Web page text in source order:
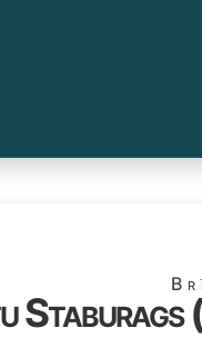
Staburags